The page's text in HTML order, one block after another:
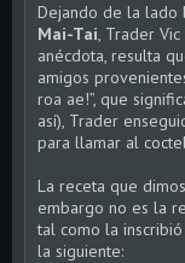
Dejando de la lado
Mai-Tai, Trader
anécdota, resulta
amigos
roa ae!”, que
así), Trader
para llamar al
La receta que
embargo no es la
tal como la
la siguiente: